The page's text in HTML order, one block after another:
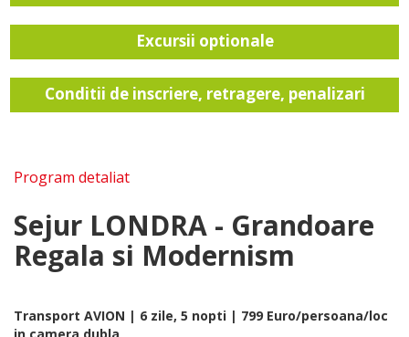
Excursii optionale
Conditii de inscriere, retragere, penalizari
Program detaliat
Sejur LONDRA - Grandoare
Regala si Modernism
Transport AVION | 6 zile, 5 nopti | 799 Euro/persoana/loc